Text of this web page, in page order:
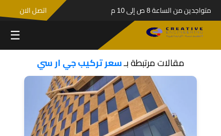
متواجدين من الساعة 8 ص إلى 10 م اتصل الان
☰
مقالات مرتبطة بـسعر تركيب جي ار سي